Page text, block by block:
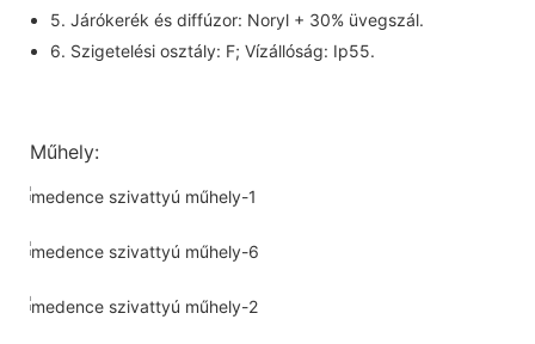
5. Járókerék és diffúzor: Noryl + 30% üvegszál.
6. Szigetelési osztály: F; Vízállóság: Ip55.
Műhely: